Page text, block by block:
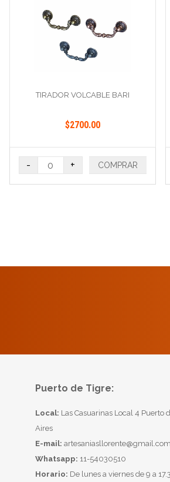
TIRADOR VOLCABLE BARI
$2700.00
- + COMPRAR
Puerto de Tigre:
Local: Las Casuarinas Local 4 Puerto
Aires
E-mail: artesaniasllorente@gmail.com
Whatsapp: 11-54030510
Horario: De lunes a viernes de 9 a